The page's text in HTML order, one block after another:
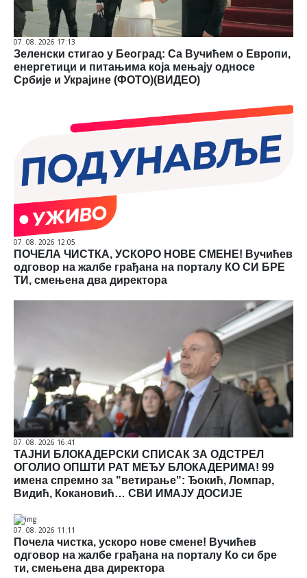
07. 08. 2026 17:13
Зеленски стигао у Београд: Са Вучићем о Европи,
енергетици и питањима која мењају односе
Србије и Украјине (ФОТО)(ВИДЕО)
07. 08. 2026 12:05
ПОЧЕЛА ЧИСТКА, УСКОРО НОВЕ СМЕНЕ! Вучићев
одговор на жалбе грађана на порталу КО СИ БРЕ
ТИ, смењена два директора
07. 08. 2026 16:41
ТАЈНИ БЛОКАДЕРСКИ СПИСАК ЗА ОДСТРЕЛ
ОГОЛИО ОПШТИ РАТ МЕЂУ БЛОКАДЕРИМА! 99
имена спремно за "ветирање": Ђокић, Ломпар,
Видић, Кокановић… СВИ ИМАЈУ ДОСИЈЕ
07. 08. 2026 11:11
Почела чистка, ускоро нове смене! Вучићев
одговор на жалбе грађана на порталу Ко си бре
ти, смењена два директора